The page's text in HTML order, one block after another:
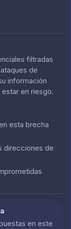
filtradas
de
información
en riesgo.
esta brecha
direcciones de
en este